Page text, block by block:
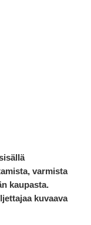
varmista
kaupasta.
kuvaava